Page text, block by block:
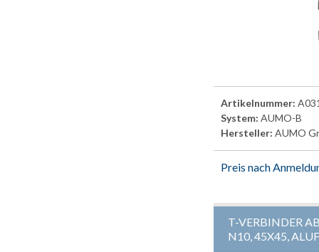
Artikelnummer:
System: AUMO-B
Hersteller: AUMO
Preis nach
T-VERBINDER
N10, 45X45,